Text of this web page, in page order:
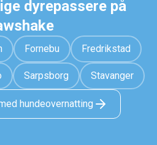
dyrepassere på
Fornebu Fredrikstad
Sarpsborg Stavanger
hundeovernatting